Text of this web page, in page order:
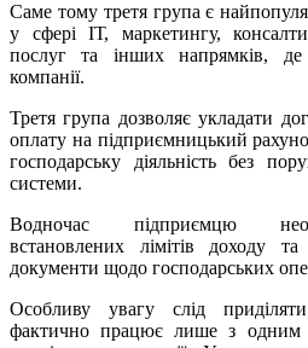
Саме тому третя група є
у сфері ІТ, маркетингу,
послуг та інших напрямків,
компанії.
Третя група дозволяє укладати
оплату на підприємницький
господарську діяльність без
системи.
Водночас підприємцю
встановлених лімітів доходу
документи щодо господарських
Особливу увагу слід
фактично працює лише з одним